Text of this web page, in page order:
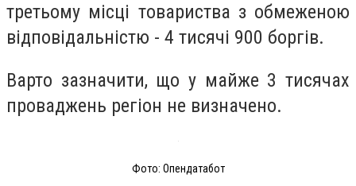
третьому місці товариства з обмеженою
відповідальністю - 4 тисячі 900 боргів.
Варто зазначити, що у майже 3 тисячах
проваджень регіон не визначено.
Фото: Опендатабот